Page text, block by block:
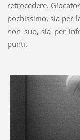
retrocedere.
pochissimo, sia per
non suo, sia per
punti.